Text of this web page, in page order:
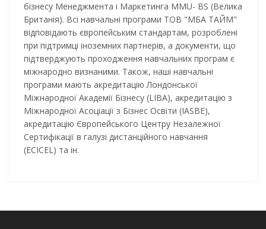
бізнесу Менеджмента і Маркетинга MMU- BS (Велика
Британія). Всі навчальні програми ТОВ "МБА ТАЙМ"
відповідають європейським стандартам, розроблені
при підтримці іноземних партнерів, а документи, що
підтверджують проходження навчальних програм є
міжнародно визнаними. Також, наші навчальні
програми мають акредитацію Лондонської
Міжнародної Академії Бізнесу (LIBA), акредитацію з
Міжнародної Асоціації з Бізнес Освіти (IASBE),
акредитацію Європейського Центру Незалежної
Сертифікації в галузі дистанційного навчання
(ECICEL) та ін.